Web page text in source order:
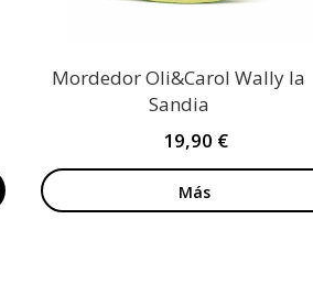
Mordedor Oli&Carol Wally la
Sandia
19,90 €
Más